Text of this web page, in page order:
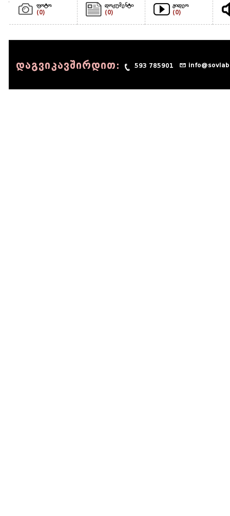
ფოტო
(0)
დოკუმენტი
(0)
ვიდეო
(0)
დაგვიკავშირდით: 593 785901